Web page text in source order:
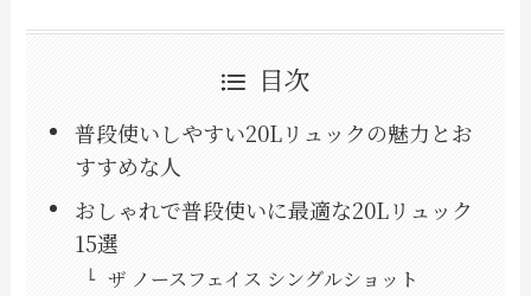
目次
普段使いしやすい20Lリュックの魅力とお
すすめな人
おしゃれで普段使いに最適な20Lリュック
15選
ザ ノースフェイス シングルショット